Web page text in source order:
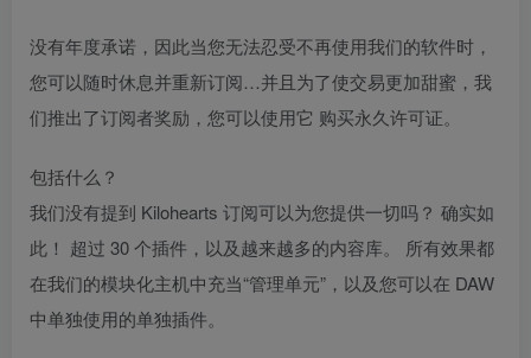
没有年度承诺，因此当您无法忍受不再使用我们的软件时，
您可以随时休息并重新订阅…并且为了使交易更加甜蜜，我
们推出了订阅者奖励，您可以使用它 购买永久许可证。
包括什么？
我们没有提到 Kilohearts 订阅可以为您提供一切吗？ 确实如
此！ 超过 30 个插件，以及越来越多的内容库。 所有效果都
在我们的模块化主机中充当“管理单元”，以及您可以在 DAW
中单独使用的单独插件。